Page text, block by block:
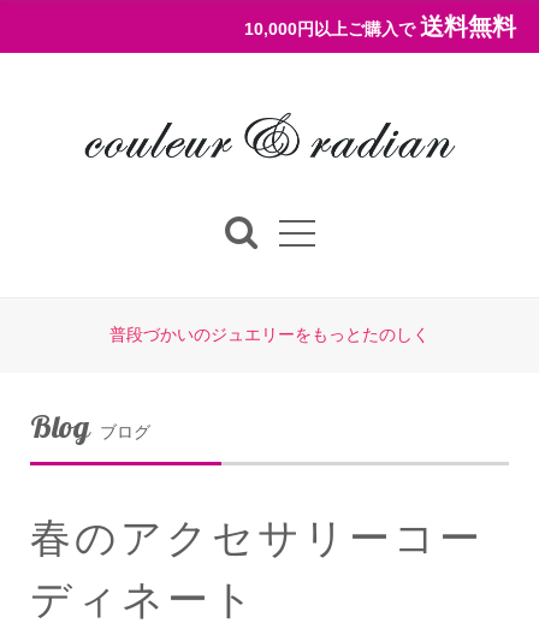
10,000円以上ご購入で 送料無料
普段づかいのジュエリーをもっとたのしく
Blog ブログ
春のアクセサリーコー
ディネート